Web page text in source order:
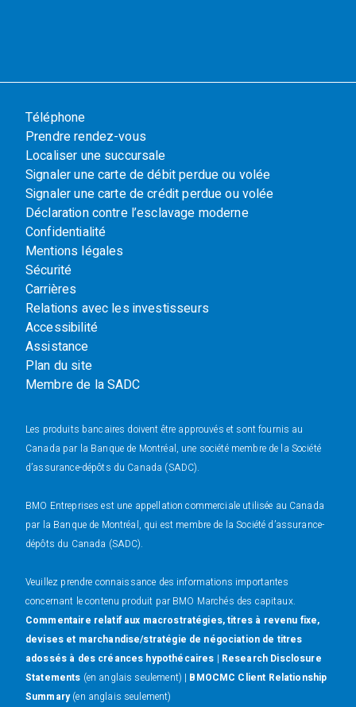
Téléphone
Prendre rendez-vous
Localiser une succursale
Signaler une carte de débit perdue ou volée
Signaler une carte de crédit perdue ou volée
Déclaration contre l’esclavage moderne
Confidentialité
Mentions légales
Sécurité
Carrières
Relations avec les investisseurs
Accessibilité
Assistance
Plan du site
Membre de la SADC
Les produits bancaires doivent être approuvés et sont fournis au
Canada par la Banque de Montréal, une société membre de la Société
d’assurance-dépôts du Canada (SADC).
BMO Entreprises est une appellation commerciale utilisée au Canada
par la Banque de Montréal, qui est membre de la Société d’assurance-
dépôts du Canada (SADC).
Veuillez prendre connaissance des informations importantes
concernant le contenu produit par BMO Marchés des capitaux.
Commentaire relatif aux macrostratégies, titres à revenu fixe,
devises et marchandise/stratégie de négociation de titres
adossés à des créances hypothécaires | Research Disclosure
Statements (en anglais seulement) | BMOCMC Client Relationship
Summary(en anglais seulement)